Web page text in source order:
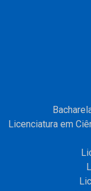
Licenciatura em